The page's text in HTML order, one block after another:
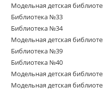
Модельная детская
Библиотека №33
Библиотека №34
Модельная детская
Библиотека №39
Библиотека №40
Модельная детская
Модельная детская